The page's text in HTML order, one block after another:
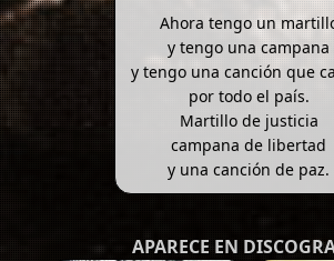
Ahora tengo un
y tengo una campana
y tengo una canción que
por todo el país.
Martillo de justicia
campana de libertad
y una canción de paz.
APARECE EN